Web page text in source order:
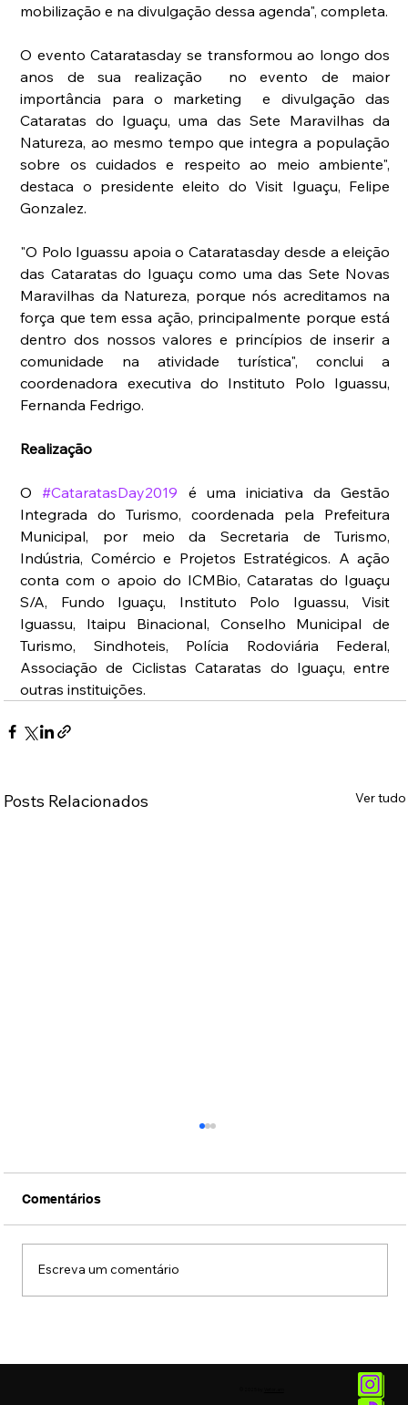
mobilização e na divulgação dessa agenda", completa.
O evento Cataratasday se transformou ao longo dos
anos de sua realização  no evento de maior
importância para o marketing  e divulgação das
Cataratas do Iguaçu, uma das Sete Maravilhas da
Natureza, ao mesmo tempo que integra a população
sobre os cuidados e respeito ao meio ambiente",
destaca o presidente eleito do Visit Iguaçu, Felipe
Gonzalez.
"O Polo Iguassu apoia o Cataratasday desde a eleição
das Cataratas do Iguaçu como uma das Sete Novas
Maravilhas da Natureza, porque nós acreditamos na
força que tem essa ação, principalmente porque está
dentro dos nossos valores e princípios de inserir a
comunidade na atividade turística", conclui a
coordenadora executiva do Instituto Polo Iguassu,
Fernanda Fedrigo.
Realização
O #CataratasDay2019 é uma iniciativa da Gestão
Integrada do Turismo, coordenada pela Prefeitura
Municipal, por meio da Secretaria de Turismo,
Indústria, Comércio e Projetos Estratégicos. A ação
conta com o apoio do ICMBio, Cataratas do Iguaçu
S/A, Fundo Iguaçu, Instituto Polo Iguassu, Visit
Iguassu, Itaipu Binacional, Conselho Municipal de
Turismo, Sindhoteis, Polícia Rodoviária Federal,
Associação de Ciclistas Cataratas do Iguaçu, entre
outras instituições.
Posts Relacionados Ver tudo
Comentários
Escreva um comentário